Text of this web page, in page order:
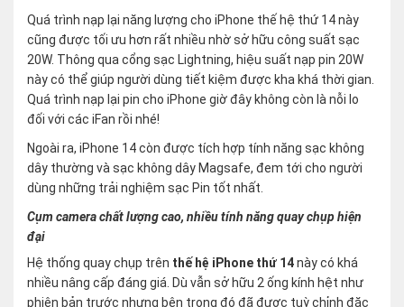
Quá trình nạp lại năng lượng cho iPhone thế hệ thứ 14 này
cũng được tối ưu hơn rất nhiều nhờ sở hữu công suất sạc
20W. Thông qua cổng sạc Lightning, hiệu suất nạp pin 20W
này có thể giúp người dùng tiết kiệm được kha khá thời gian.
Quá trình nạp lại pin cho iPhone giờ đây không còn là nỗi lo
đối với các iFan rồi nhé!
Ngoài ra, iPhone 14 còn được tích hợp tính năng sạc không
dây thường và sạc không dây Magsafe, đem tới cho người
dùng những trải nghiệm sạc Pin tốt nhất.
Cụm camera chất lượng cao, nhiều tính năng quay chụp hiện
đại
Hệ thống quay chụp trên thế hệ iPhone thứ 14này có khá
nhiều nâng cấp đáng giá. Dù vẫn sở hữu 2 ống kính hệt như
phiên bản trước nhưng bên trong đó đã được tuỳ chỉnh đặc